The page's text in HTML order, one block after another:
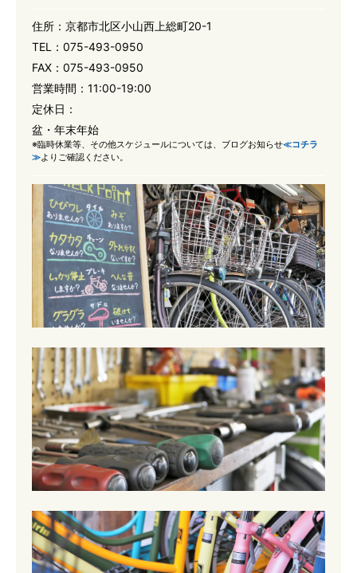
住所： 京都市北区小山西上総町20-1
TEL： 075-493-0950
FAX： 075-493-0950
営業時間： 11:00-19:00
定休日：
盆・年末年始
※臨時休業等、その他スケジュールについては、ブログお知らせ≪コチラ
≫よりご確認ください。